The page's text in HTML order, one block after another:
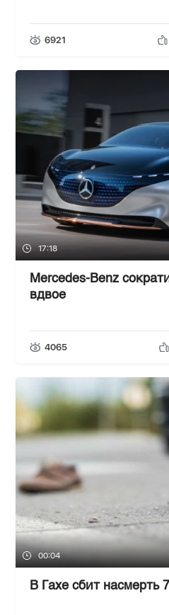
6921
17:18
Mercedes-Benz
вдвое
4065
00:04
В Гахе сбит насмерть